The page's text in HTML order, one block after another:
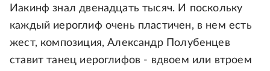
Иакинф знал двенадцать тысяч. И поскольку
каждый иероглиф очень пластичен, в нем есть
жест, композиция, Александр Полубенцев
ставит танец иероглифов - вдвоем или втроем